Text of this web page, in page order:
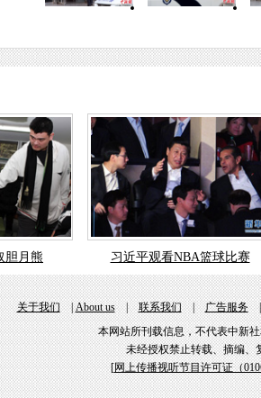
胆月熊 习近平观看NBA篮球比赛
关于我们|About us|联系我们|广告服务
本网站所刊载信息，不代表中新
未经授权禁止转载、摘编、
[网上传播视听节目许可证（